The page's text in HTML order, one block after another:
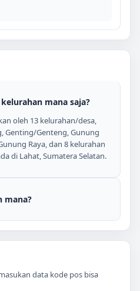
mana saja?
oleh 13 kelurahan/desa,
Genting/Genteng, Gunung
Raya, dan 8 kelurahan
di Lahat, Sumatera Selatan.
mana?
data kode pos bisa